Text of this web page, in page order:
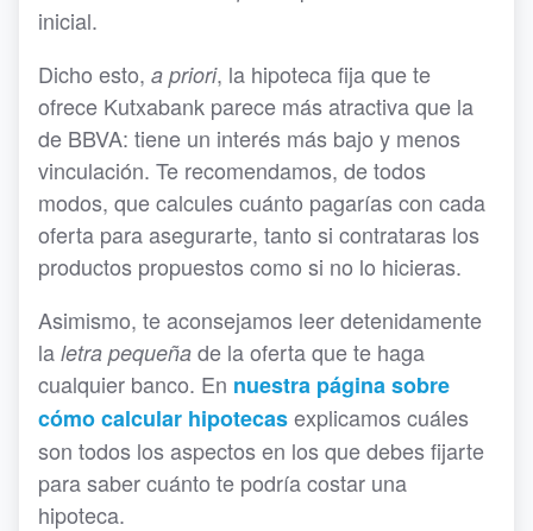
inicial.
Dicho esto, a priori, la hipoteca fija que te
ofrece Kutxabank parece más atractiva que la
de BBVA: tiene un interés más bajo y menos
vinculación. Te recomendamos, de todos
modos, que calcules cuánto pagarías con cada
oferta para asegurarte, tanto si contrataras los
productos propuestos como si no lo hicieras.
Asimismo, te aconsejamos leer detenidamente
la letra pequeña de la oferta que te haga
cualquier banco. En nuestra página sobre
cómo calcular hipotecasexplicamos cuáles
son todos los aspectos en los que debes fijarte
para saber cuánto te podría costar una
hipoteca.